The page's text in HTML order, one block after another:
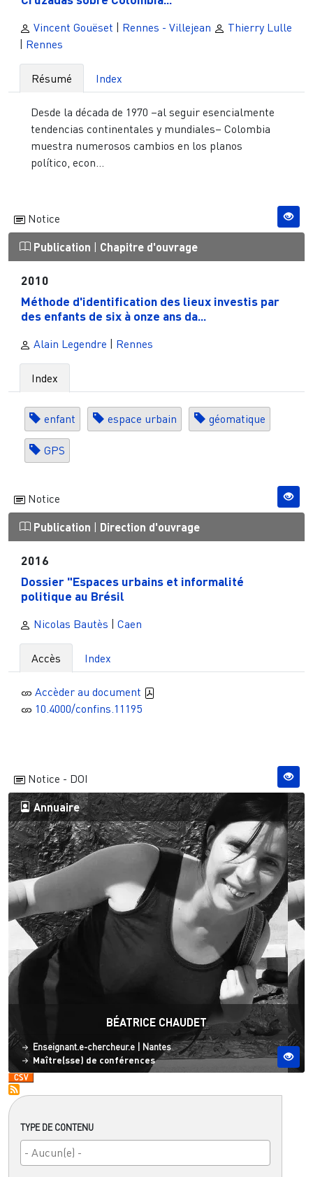
TYPE DE CONTENU
Vincent Gouëset | Rennes - Villejean
Thierry Lulle
| Rennes
Résumé Index
Desde la década de 1970 –al seguir esencialmente
tendencias continentales y mundiales– Colombia
muestra numerosos cambios en los planos
político, econ...
Notice
Publication | Chapitre d'ouvrage
2010
Méthode d'identification des lieux investis par
des enfants de six à onze ans da...
Alain Legendre | Rennes
Index
enfant espace urbain géomatique
GPS
Notice
Publication | Direction d'ouvrage
2016
Dossier "Espaces urbains et informalité
politique au Brésil
Nicolas Bautès | Caen
Accès Index
Accèder au document
10.4000/confins.11195
Notice - DOI
Annuaire
BÉATRICE CHAUDET
Statut
Enseignant.e-chercheur.e | Site ESO
Nantes
Maître(sse) de conférences